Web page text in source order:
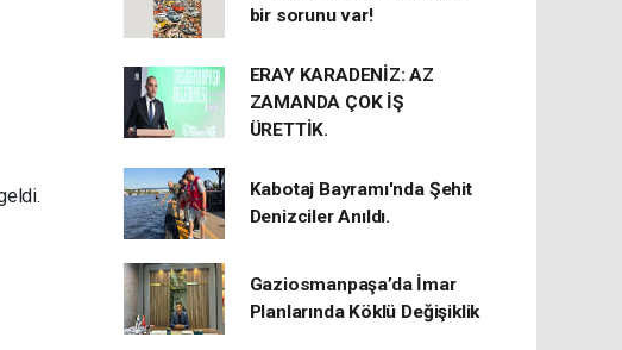
bir sorunu var!
ERAY KARADENİZ: AZ
ZAMANDA ÇOK İŞ
ÜRETTİK.
Kabotaj Bayramı'nda Şehit
Denizciler Anıldı.
Gaziosmanpaşa’da İmar
Planlarında Köklü Değişiklik